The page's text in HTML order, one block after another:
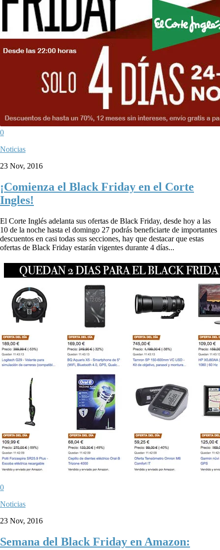
0
Noticias
23 Nov, 2016
¡Comienza el Black Friday en el Corte
Ingles!
El Corte Inglés adelanta sus ofertas de Black Friday, desde hoy a las
10 de la noche hasta el domingo 27 podrás beneficiarte de importantes
descuentos en casi todas sus secciones, hay que destacar que estas
ofertas de Black Friday estarán vigentes durante 4 días...
0
Noticias
23 Nov, 2016
Semana del Black Friday en Amazon: